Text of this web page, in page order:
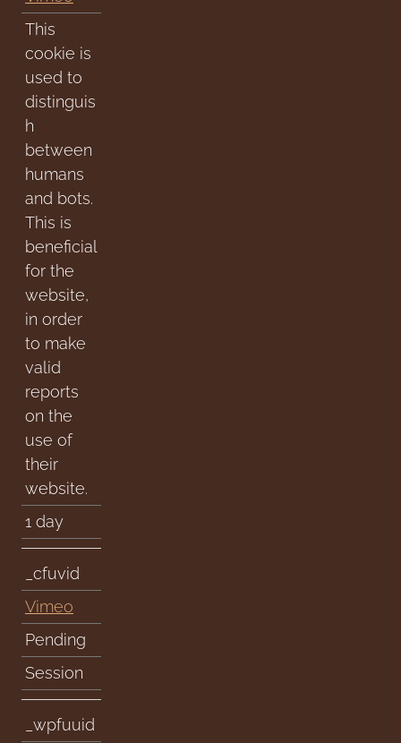
This
cookie is
used to
distinguis
h
between
humans
and bots.
This is
beneficial
for the
website,
in order
to make
valid
reports
on the
use of
their
website.
1 day
_cfuvid
Vimeo
Pending
Session
_wpfuuid